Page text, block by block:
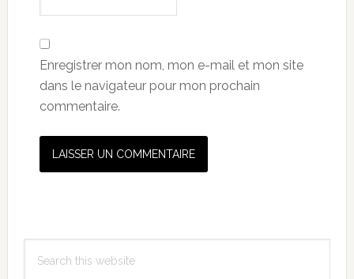
Enregistrer mon nom, mon e-mail et mon site
dans le navigateur pour mon prochain
commentaire.
Primary
Sidebar
this